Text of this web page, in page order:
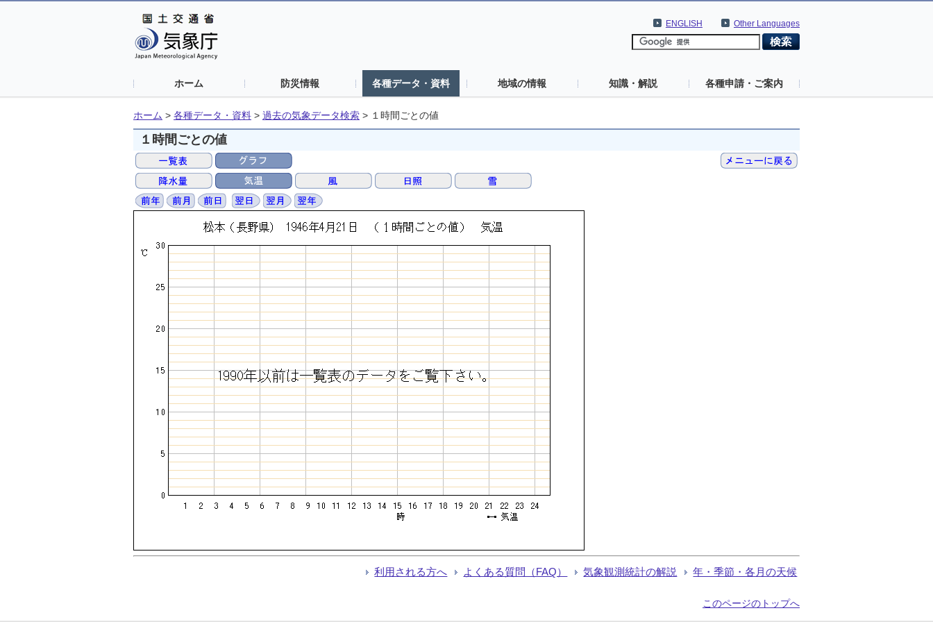
Other Languages
ENGLISH
ホーム 防災情報 各種データ・資料 地域の情報 知識・解説 各種申請・ご案内
ホーム > 各種データ・資料 > 過去の気象データ検索 > １時間ごとの値
１時間ごとの値
利用される方へ よくある質問（FAQ） 気象観測統計の解説 年・季節・各月の天候
このページのトップへ